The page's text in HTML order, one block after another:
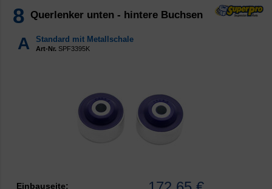
8 Querlenker unten - hintere Buchsen
A Standard mit Metallschale
Art-Nr. SPF3395K
Einbauseite: